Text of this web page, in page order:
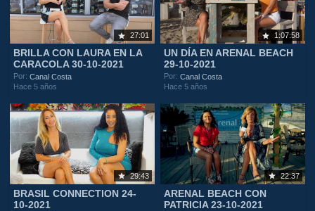
27:01
BRILLA CON LAURA EN LA
CARACOLA 30-10-2021
Por:Canal Costa
Hace 5 años
1:07:58
UN DÍA EN ARENAL BEACH
29-10-2021
Por:Canal Costa
Hace 5 años
29:43
BRASIL CONNECTION 24-
10-2021
22:37
ARENAL BEACH CON
PATRICIA 23-10-2021